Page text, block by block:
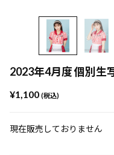
2023年4月度 個別生
¥1,100 (税込)
現在販売しておりません